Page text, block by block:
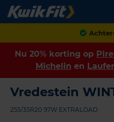
Nu 20% korting op
Michelin en
Vredestein
255/35R20 97W EXTRALOAD